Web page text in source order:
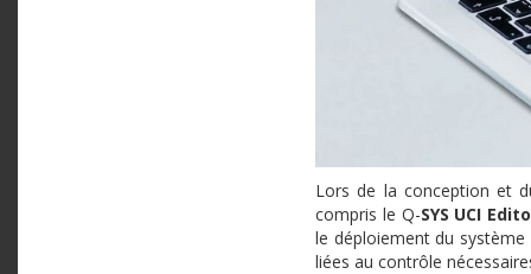
Lors de la conception et
compris le Q-SYS UCI
le déploiement du
liées au contrôle